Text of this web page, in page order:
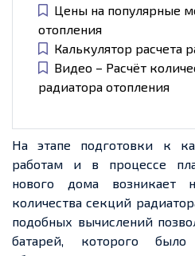
Цены на популярные
отопления
Калькулятор расчета
Видео – Расчёт
радиатора отопления
На этапе подготовки к
работам и в процессе
нового дома возникает
количества секций
подобных вычислений
батарей, которого